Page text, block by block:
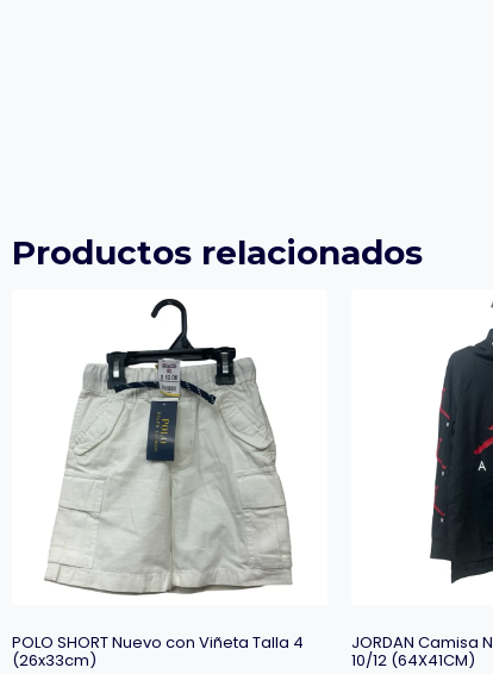
Productos relacionados
POLO SHORT Nuevo con Viñeta Talla 4
(26x33cm)
JORDAN Camisa
10/12 (64X41CM)